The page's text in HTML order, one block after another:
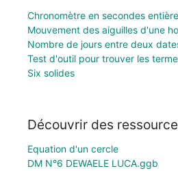
Chronomètre en secondes
Mouvement des aiguilles d'une
Nombre de jours entre deux
Test d'outil pour trouver les
Six solides
Découvrir des
Equation d'un cercle
DM N°6 DEWAELE LUCA.ggb